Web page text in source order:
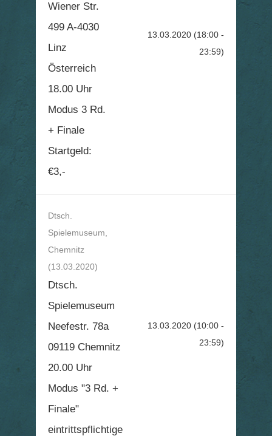
Wiener Str.
499 A-4030
Linz
Österreich
18.00 Uhr
Modus 3 Rd.
+ Finale
Startgeld:
€3,-
13.03.2020 (18:00 -
23:59)
Dtsch.
Spielemuseum,
Chemnitz
(13.03.2020)
Dtsch.
Spielemuseum
Neefestr. 78a
09119 Chemnitz
20.00 Uhr
Modus "3 Rd. +
Finale"
eintrittspflichtige
13.03.2020 (10:00 -
23:59)